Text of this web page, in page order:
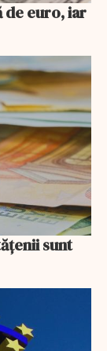
de euro, iar
sunt